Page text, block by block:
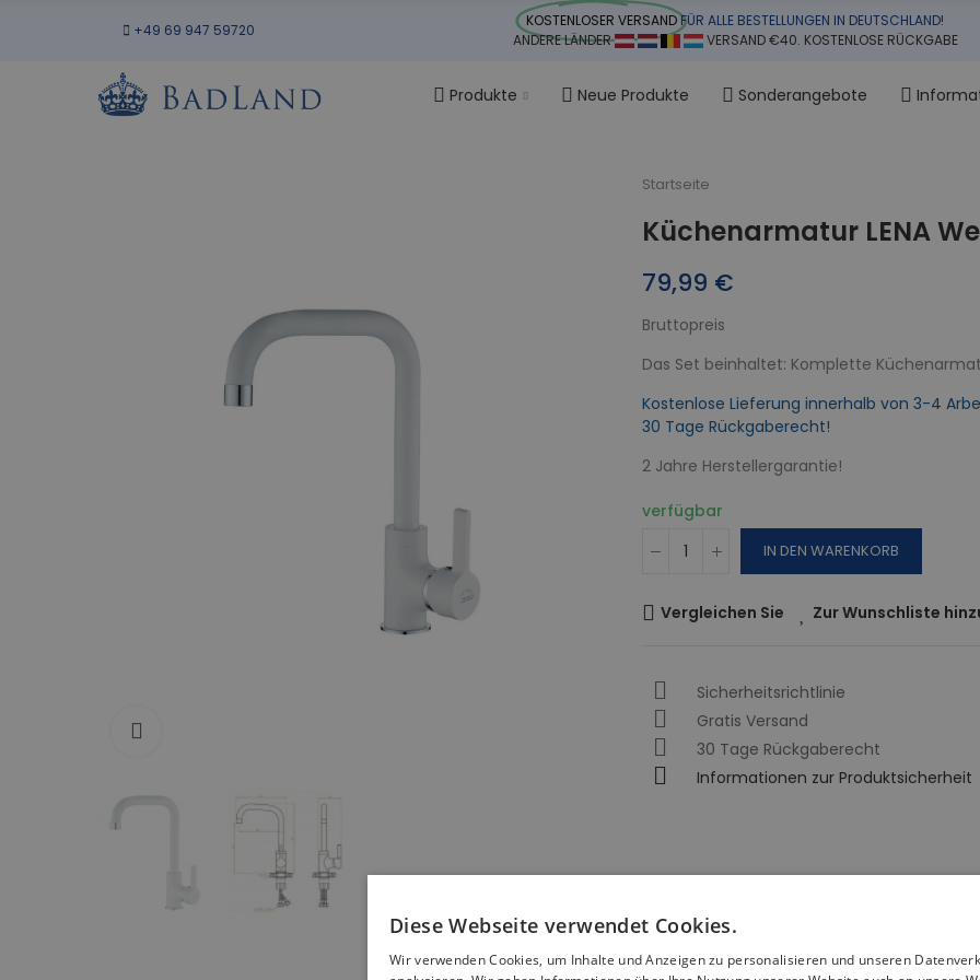
+49 69 947 59720
KOSTENLOSER VERSANDFÜR ALLE BESTELLUNGEN IN DEUTSCHLAND!
ANDERE LÄNDER
VERSAND €40. KOSTENLOSE RÜCKGABE
Produkte Neue Produkte Sonderangebote
Startseite
Küchenarmatur LENA
79,99 €
Bruttopreis
Das Set beinhaltet: Komplette
Kostenlose Lieferung innerhalb von 3-4
30 Tage Rückgaberecht!
2 Jahre Herstellergarantie!
verfügbar
IN DEN WARENKORB
Vergleichen Sie Zur Wunschliste
Sicherheitsrichtlinie
Gratis Versand
30 Tage Rückgaberecht
Informationen zur Produktsicherheit
Diese Webseite verwendet Cookies.
Wir verwenden Cookies, um Inhalte und Anzeigen zu personalisieren und unseren